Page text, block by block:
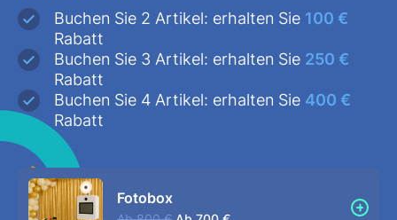
Buchen Sie 2 Artikel: erhalten Sie 100 €
Rabatt
Buchen Sie 3 Artikel: erhalten Sie 250 €
Rabatt
Buchen Sie 4 Artikel: erhalten Sie 400 €
Rabatt
Fotobox